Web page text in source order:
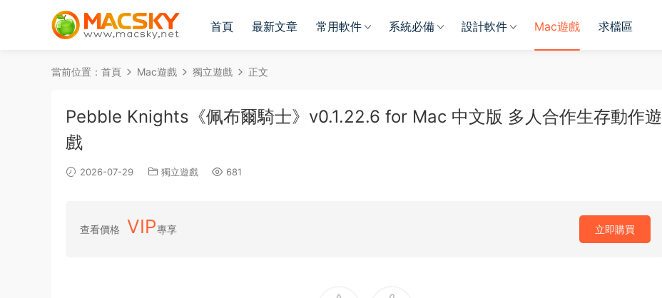
首頁 最新文章 常用軟件 系統必備 設計軟件 Mac遊戲 求檔區
當前位置： 首頁 Mac遊戲 獨立遊戲 正文
Pebble Knights《佩布爾騎士》v0.1.22.6 for Mac 中文版 多人合作生存動作遊
戲
2026-07-29 獨立遊戲 681
查看價格 VIP專享 立即購買